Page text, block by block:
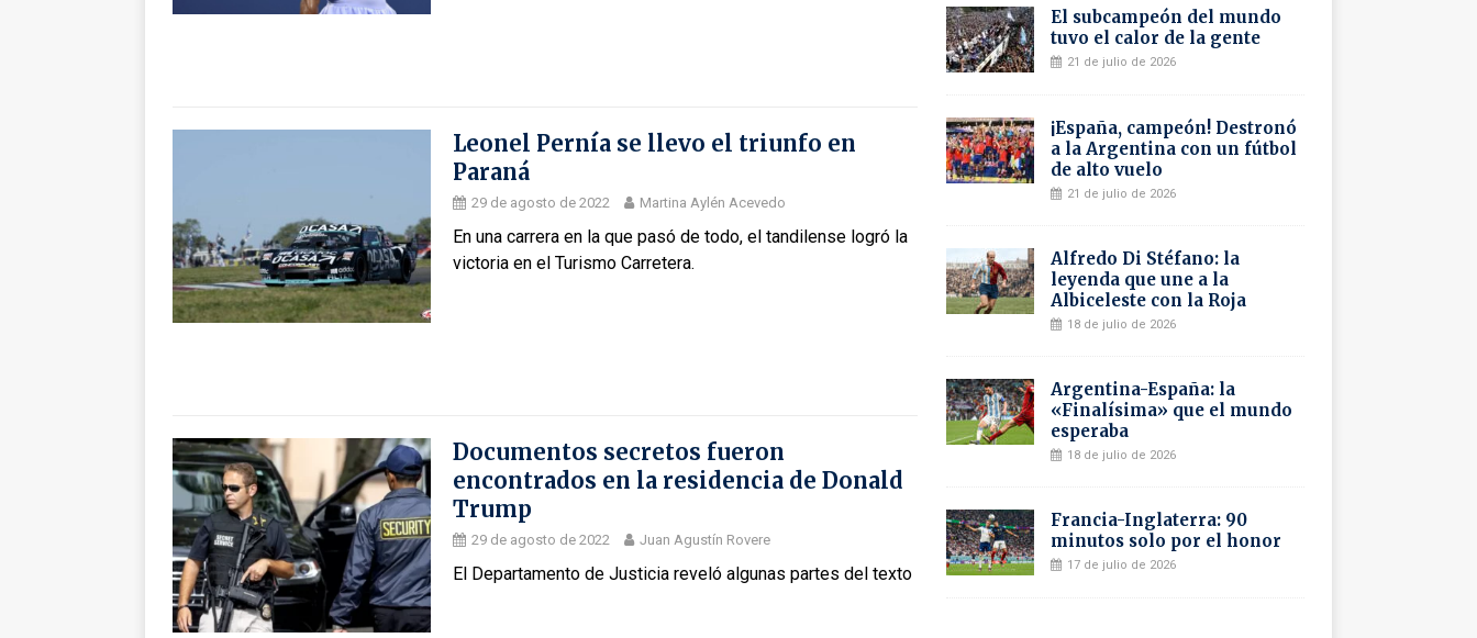
Leonel Pernía se llevo el triunfo en
Paraná
29 de agosto de 2022 Martina Aylén Acevedo
En una carrera en la que pasó de todo, el tandilense logró la
victoria en el Turismo Carretera.
Documentos secretos fueron
encontrados en la residencia de Donald
Trump
29 de agosto de 2022 Juan Agustín Rovere
El Departamento de Justicia reveló algunas partes del texto
El subcampeón del mundo
tuvo el calor de la gente
21 de julio de 2026
¡España, campeón! Destronó
a la Argentina con un fútbol
de alto vuelo
21 de julio de 2026
Alfredo Di Stéfano: la
leyenda que une a la
Albiceleste con la Roja
18 de julio de 2026
Argentina-España: la
«Finalísima» que el mundo
esperaba
18 de julio de 2026
Francia-Inglaterra: 90
minutos solo por el honor
17 de julio de 2026